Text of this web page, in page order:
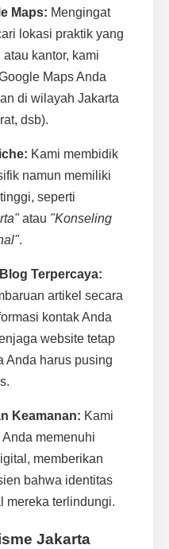
Maps: Mengingat
lokasi praktik yang
kantor, kami
Maps Anda
di wilayah Jakarta
dsb).
Kami membidik
namun memiliki
seperti
atau "Konseling
.
Terpercaya:
artikel secara
kontak Anda
website tetap
Anda harus pusing
Keamanan: Kami
memenuhi
memberikan
bahwa identitas
mereka terlindungi.
Jakarta